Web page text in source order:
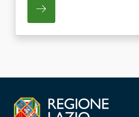
SU REGIONE LAZIO E